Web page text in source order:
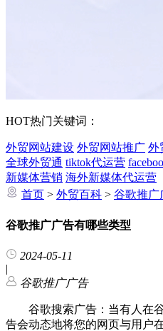
HOT热门关键词：
外贸网站建设 外贸网站推广 外
全球外贸通 tiktok代运营
新媒体营销 海外新媒体代运营
首页 > 外贸百科 > 谷歌推广
谷歌推广广告有哪些类型
2024-05-11
|
谷歌推广广告
谷歌搜索广告：当有人在谷
告会动态地将您的网页与用户